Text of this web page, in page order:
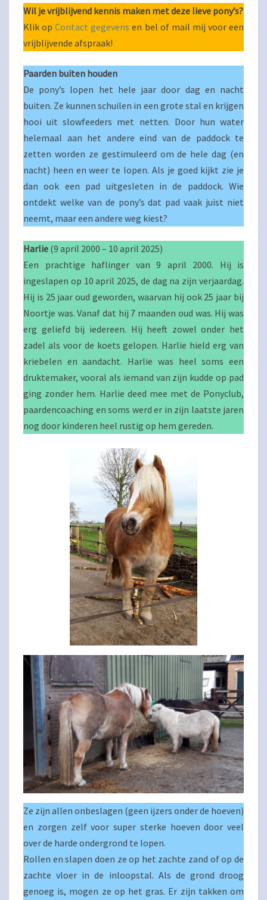
Wil je vrijblijvend kennis maken met deze lieve pony’s?
Klik opContact gegevens en bel of mail mij voor een
vrijblijvende afspraak!
Paarden buiten houden
De pony’s lopen het hele jaar door dag en nacht
buiten. Ze kunnen schuilen in een grote stal en krijgen
hooi uit slowfeeders met netten. Door hun water
helemaal aan het andere eind van de paddock te
zetten worden ze gestimuleerd om de hele dag (en
nacht) heen en weer te lopen. Als je goed kijkt zie je
dan ook een pad uitgesleten in de paddock. Wie
ontdekt welke van de pony’s dat pad vaak juist niet
neemt, maar een andere weg kiest?
Harlie (9 april 2000 – 10 april 2025)
Een prachtige haflinger van 9 april 2000. Hij is
ingeslapen op 10 april 2025, de dag na zijn verjaardag.
Hij is 25 jaar oud geworden, waarvan hij ook 25 jaar bij
Noortje was. Vanaf dat hij 7 maanden oud was. Hij was
erg geliefd bij iedereen. Hij heeft zowel onder het
zadel als voor de koets gelopen. Harlie hield erg van
kriebelen en aandacht. Harlie was heel soms een
druktemaker, vooral als iemand van zijn kudde op pad
ging zonder hem. Harlie deed mee met de Ponyclub,
paardencoaching en soms werd er in zijn laatste jaren
nog door kinderen heel rustig op hem gereden.
Ze zijn allen onbeslagen (geen ijzers onder de hoeven)
en zorgen zelf voor super sterke hoeven door veel
over de harde ondergrond te lopen.
Rollen en slapen doen ze op het zachte zand of op de
zachte vloer in de inloopstal. Als de grond droog
genoeg is, mogen ze op het gras. Er zijn takken om